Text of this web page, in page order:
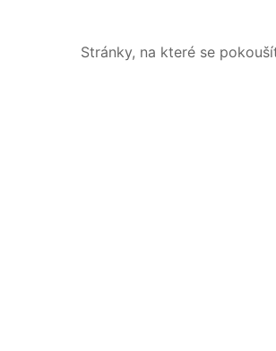
Stránky, na které se